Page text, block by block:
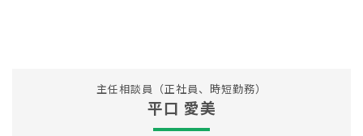
主任相談員（正社員、時短勤務）
平口 愛美